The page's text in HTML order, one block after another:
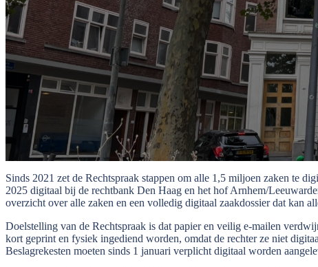
Sinds 2021 zet de Rechtspraak stappen om alle 1,5 miljoen zaken te
2025 digitaal bij de rechtbank Den Haag en het hof Arnhem/
overzicht over alle zaken en een volledig digitaal zaakdossier dat kan
Doelstelling van de Rechtspraak is dat papier en veilig e-mailen
kort geprint en fysiek ingediend worden, omdat de rechter ze niet
Beslagrekesten moeten sinds 1 januari verplicht digitaal worden